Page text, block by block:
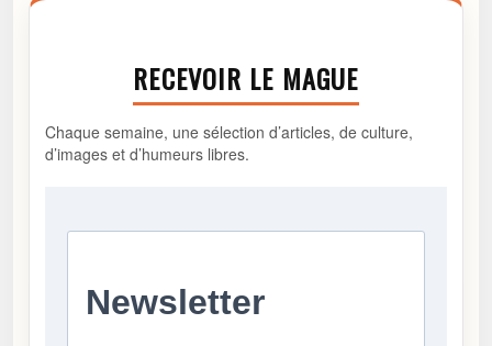
RECEVOIR LE MAGUE
Chaque semaine, une sélection d’articles, de culture,
d’images et d’humeurs libres.